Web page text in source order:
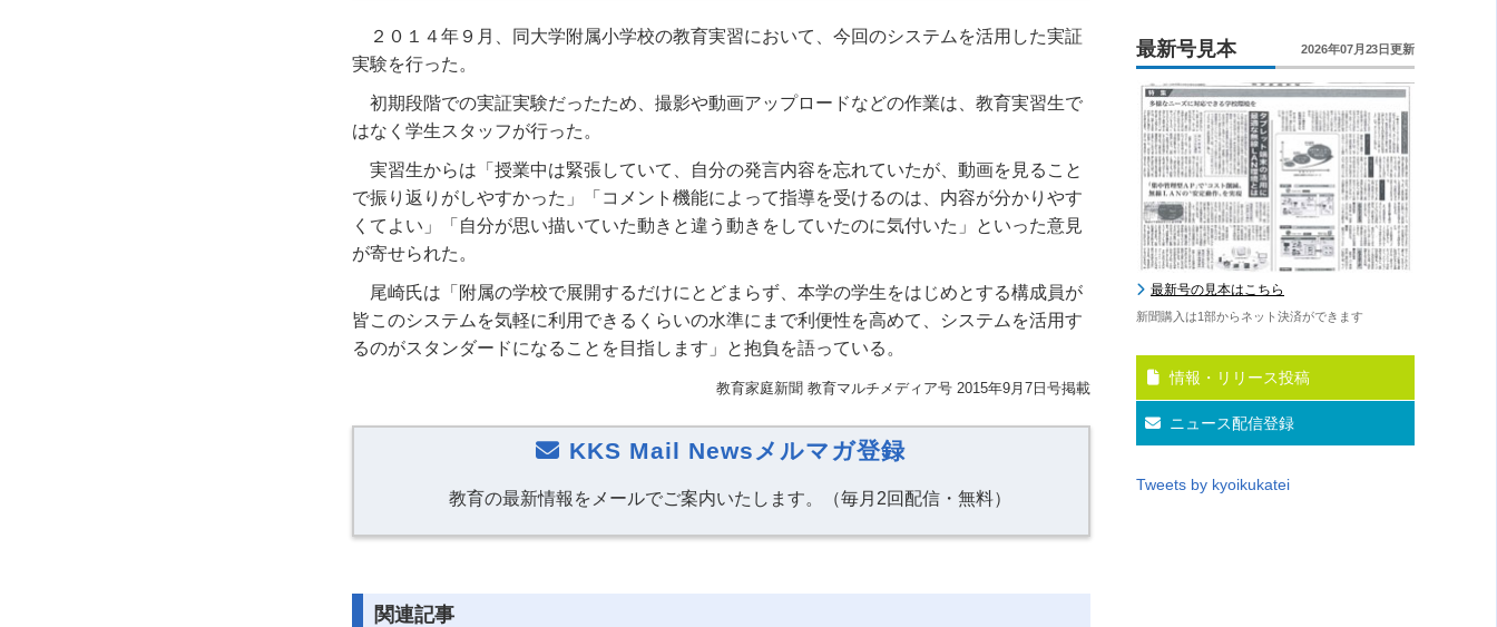
２０１４年９月、同大学附属小学校の教育実習において、今回のシステムを活用した実証
実験を行った。
初期段階での実証実験だったため、撮影や動画アップロードなどの作業は、教育実習生で
はなく学生スタッフが行った。
実習生からは「授業中は緊張していて、自分の発言内容を忘れていたが、動画を見ること
で振り返りがしやすかった」「コメント機能によって指導を受けるのは、内容が分かりやす
くてよい」「自分が思い描いていた動きと違う動きをしていたのに気付いた」といった意見
が寄せられた。
尾崎氏は「附属の学校で展開するだけにとどまらず、本学の学生をはじめとする構成員が
皆このシステムを気軽に利用できるくらいの水準にまで利便性を高めて、システムを活用す
るのがスタンダードになることを目指します」と抱負を語っている。
教育家庭新聞 教育マルチメディア号 2015年9月7日号掲載
KKS Mail Newsメルマガ登録
教育の最新情報をメールでご案内いたします。（毎月2回配信・無料）
関連記事
最新号見本 2026年07月23日更新
最新号の見本はこちら
新聞購入は1部からネット決済ができます
情報・リリース投稿
ニュース配信登録
Tweets by kyoikukatei